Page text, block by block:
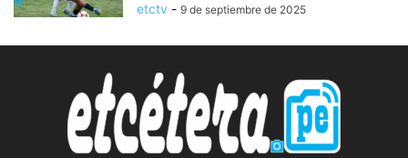
etctv - 9 de septiembre de 2025